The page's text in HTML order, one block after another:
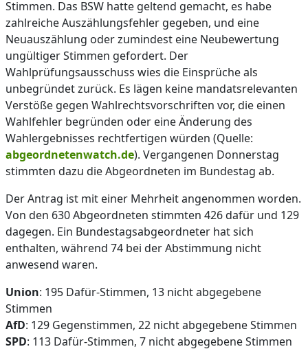
Stimmen. Das BSW hatte geltend gemacht, es habe
zahlreiche Auszählungsfehler gegeben, und eine
Neuauszählung oder zumindest eine Neubewertung
ungültiger Stimmen gefordert. Der
Wahlprüfungsausschuss wies die Einsprüche als
unbegründet zurück. Es lägen keine mandatsrelevanten
Verstöße gegen Wahlrechtsvorschriften vor, die einen
Wahlfehler begründen oder eine Änderung des
Wahlergebnisses rechtfertigen würden (Quelle:
abgeordnetenwatch.de). Vergangenen Donnerstag
stimmten dazu die Abgeordneten im Bundestag ab.
Der Antrag ist mit einer Mehrheit angenommen worden.
Von den 630 Abgeordneten stimmten 426 dafür und 129
dagegen. Ein Bundestagsabgeordneter hat sich
enthalten, während 74 bei der Abstimmung nicht
anwesend waren.
Union: 195 Dafür-Stimmen, 13 nicht abgegebene
Stimmen
AfD: 129 Gegenstimmen, 22 nicht abgegebene Stimmen
SPD: 113 Dafür-Stimmen, 7 nicht abgegebene Stimmen